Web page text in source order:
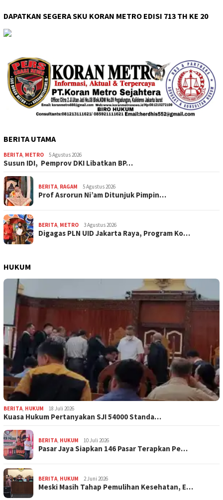
DAPATKAN SEGERA SKU KORAN METRO EDISI 713 TH KE 20
BERITA UTAMA
BERITA, METRO 5 Agustus 2026
Susun IDI, Pemprov DKI Libatkan BP…
BERITA, RAGAM 5 Agustus 2026
Prof Asrorun Ni’am Ditunjuk Pimpin…
BERITA, METRO 3 Agustus 2026
Digagas PLN UID Jakarta Raya, Program Ko…
HUKUM
BERITA, HUKUM 18 Juli 2026
Kuasa Hukum Pertanyakan SJI 54000 Standa…
BERITA, HUKUM 10 Juli 2026
Pasar Jaya Siapkan 146 Pasar Terapkan Pe…
BERITA, HUKUM 2 Juni 2026
Meski Masih Tahap Pemulihan Kesehatan, E…